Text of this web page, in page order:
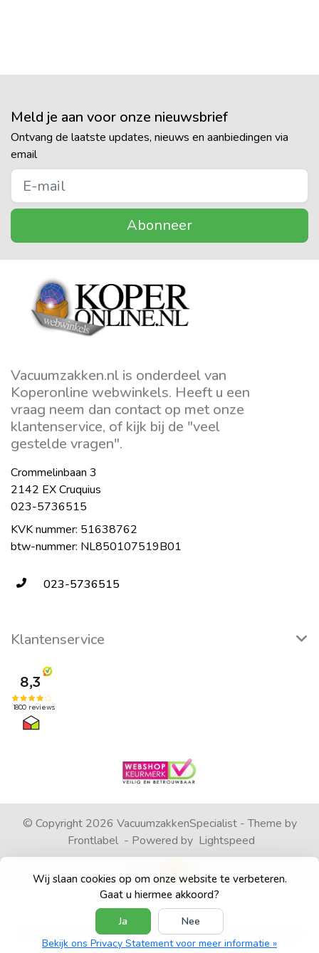
Wij slaan cookies op om onze website te verbeteren.
Gaat u hiermee akkoord?
Ja
Nee
Bekijk ons Privacy Statement voor meer informatie »
Meld je aan voor onze nieuwsbrief
Ontvang de laatste updates, nieuws en aanbiedingen via
email
Abonneer
Vacuumzakken.nl is onderdeel van
Koperonline webwinkels. Heeft u een
vraag neem dan contact op met onze
klantenservice, of kijk bij de "veel
gestelde vragen".
Crommelinbaan 3
2142 EX Cruquius
023-5736515
KVK nummer: 51638762
btw-nummer: NL850107519B01
023-5736515
Klantenservice
© Copyright 2026 VacuumzakkenSpecialist - Theme by
Frontlabel - Powered by Lightspeed
sterren op basis van1792beoordelingen.